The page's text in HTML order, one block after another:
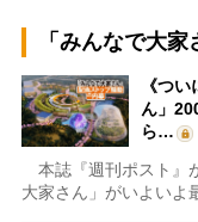
「みんなで大
《つ
ん」
ら…
本誌『週刊ポスト』
大家さん」がいよい